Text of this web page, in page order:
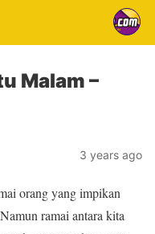
Malam –
3 years ago
orang yang impikan
ramai antara kita